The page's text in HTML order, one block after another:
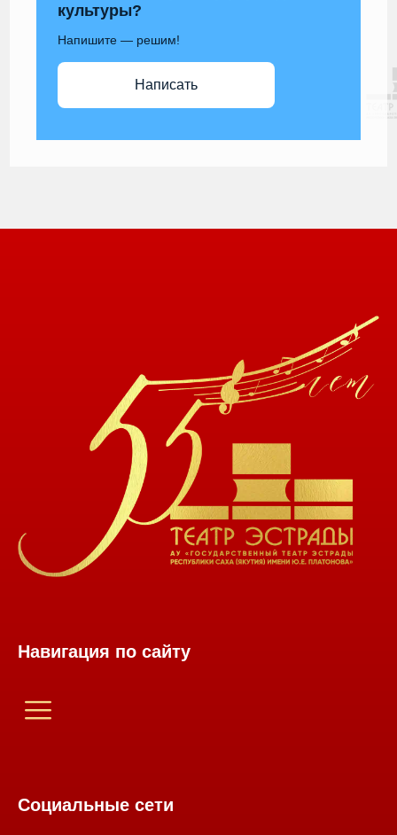
культуры?
Напишите — решим!
Написать
Навигация по сайту
Социальные сети